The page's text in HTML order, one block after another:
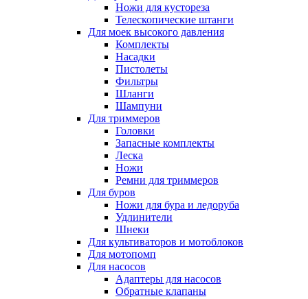
Ножи для кустореза
Телескопические штанги
Для моек высокого давления
Комплекты
Насадки
Пистолеты
Фильтры
Шланги
Шампуни
Для триммеров
Головки
Запасные комплекты
Леска
Ножи
Ремни для триммеров
Для буров
Ножи для бура и ледоруба
Удлинители
Шнеки
Для культиваторов и мотоблоков
Для мотопомп
Для насосов
Адаптеры для насосов
Обратные клапаны